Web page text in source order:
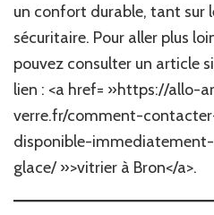
un confort durable, tant sur
sécuritaire. Pour aller plus
pouvez consulter un article
lien : <a href= »https://allo-
verre.fr/comment-
disponible-
glace/ »>vitrier à Bron</a>.